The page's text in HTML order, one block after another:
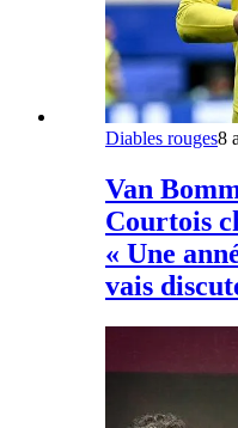
Diables rouges8
Van
Courtois
« Une
vais